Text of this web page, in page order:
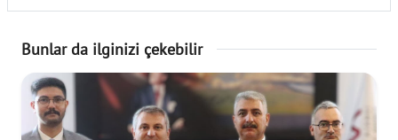
Bunlar da ilginizi çekebilir